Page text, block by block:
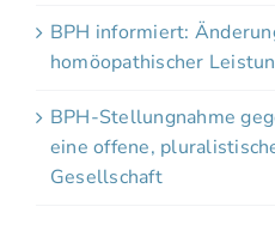
BPH informiert:
homöopathischer
BPH-Stellungnahme
eine offene,
Gesellschaft